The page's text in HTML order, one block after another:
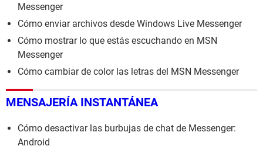
Messenger
Cómo enviar archivos desde Windows Live Messenger
Cómo mostrar lo que estás escuchando en MSN
Messenger
Cómo cambiar de color las letras del MSN Messenger
MENSAJERÍA INSTANTÁNEA
Cómo desactivar las burbujas de chat de Messenger:
Android